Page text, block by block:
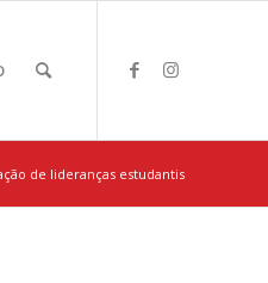
de lideranças estudantis